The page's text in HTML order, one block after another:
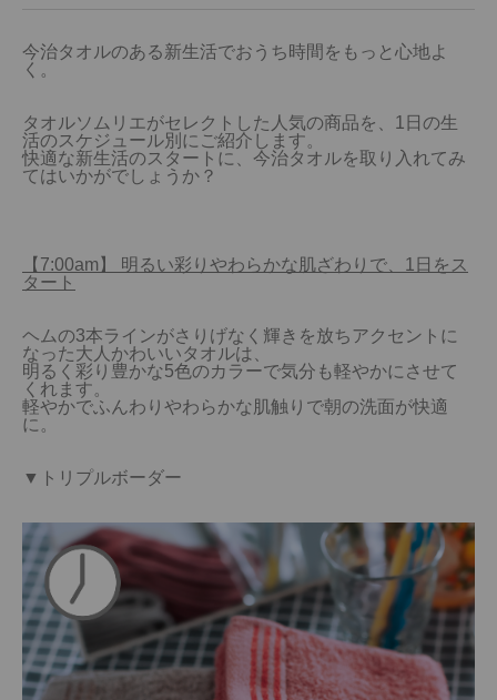
今治タオルのある新生活でおうち時間をもっと心地よ
く。
タオルソムリエがセレクトした人気の商品を、1日の生
活のスケジュール別にご紹介します。
快適な新生活のスタートに、今治タオルを取り入れてみ
てはいかがでしょうか？
【7:00am】 明るい彩りやわらかな肌ざわりで、1日をス
タート
ヘムの3本ラインがさりげなく輝きを放ちアクセントに
なった大人かわいいタオルは、
明るく彩り豊かな5色のカラーで気分も軽やかにさせて
くれます。
軽やかでふんわりやわらかな肌触りで朝の洗面が快適
に。
▼トリプルボーダー